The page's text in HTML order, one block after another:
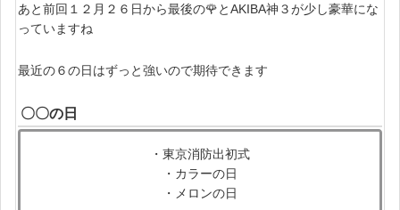
あと前回１２月２６日から最後の🌹とAKIBA神３が少し豪華にな
っていますね
最近の６の日はずっと強いので期待できます
〇〇の日
・東京消防出初式
・カラーの日
・メロンの日